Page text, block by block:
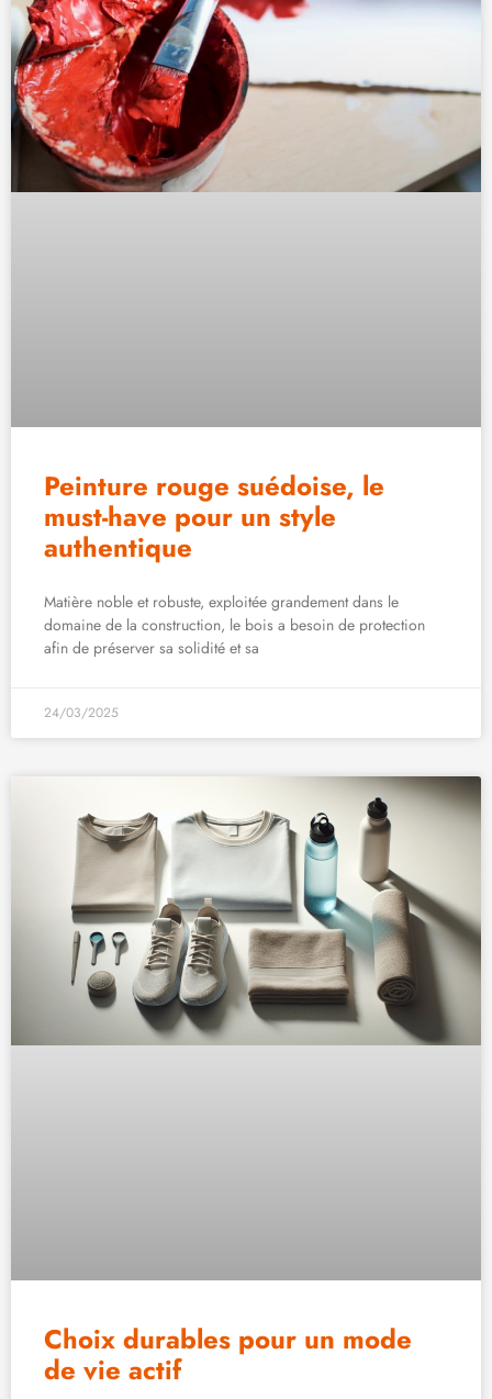
Peinture rouge suédoise, le
must-have pour un style
authentique
Matière noble et robuste, exploitée grandement dans le
domaine de la construction, le bois a besoin de protection
afin de préserver sa solidité et sa
24/03/2025
Choix durables pour un mode
de vie actif